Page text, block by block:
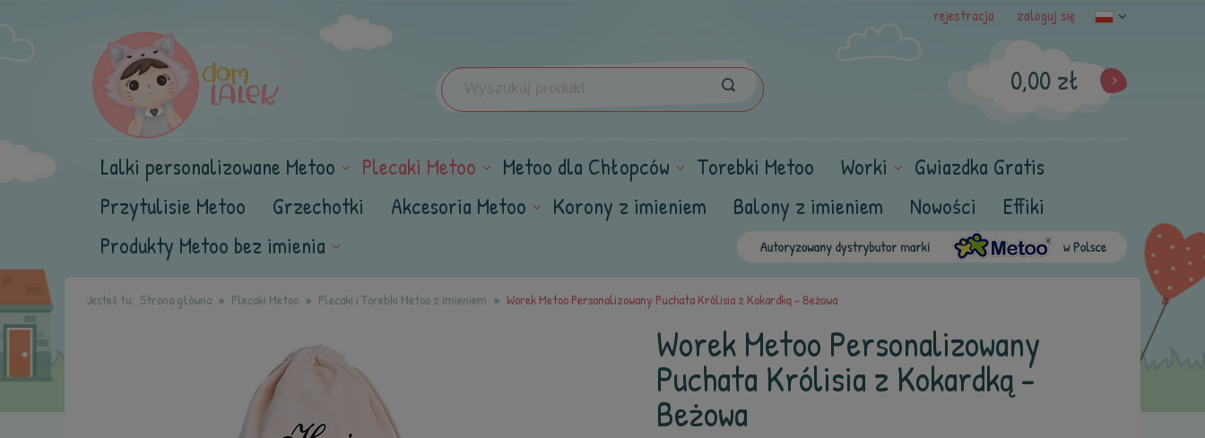
rejestracja zaloguj się
0,00 zł
Lalki personalizowane Metoo Plecaki Metoo Metoo dla Chłopców Torebki Metoo Worki
Gwiazdka Gratis
Przytulisie Metoo
Grzechotki Akcesoria Metoo Korony z imieniem Balony z imieniem Nowości
Effiki
Produkty Metoo bez imienia
Jesteś tu: Strona główna Plecaki Metoo Plecaki i Torebki Metoo z imieniem Worek Metoo Personalizowany Puchata Królisia z Kokardką - Beżowa
Worek Metoo Personalizowany
Puchata Królisia z Kokardką -
Beżowa